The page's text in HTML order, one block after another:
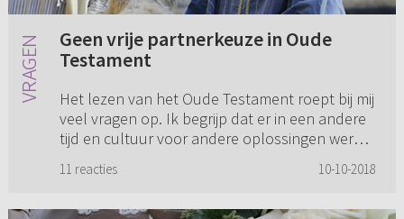
Geen vrije partnerkeuze in Oude
Testament
Het lezen van het Oude Testament roept bij mij
veel vragen op. Ik begrijp dat er in een andere
tijd en cultuur voor andere oplossingen werd
de kern van de ...
11 reacties 10-10-2018